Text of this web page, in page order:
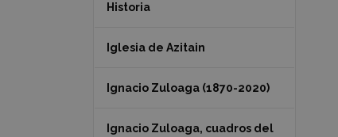
Historia
Iglesia de Azitain
Ignacio Zuloaga (1870-2020)
Ignacio Zuloaga, cuadros del